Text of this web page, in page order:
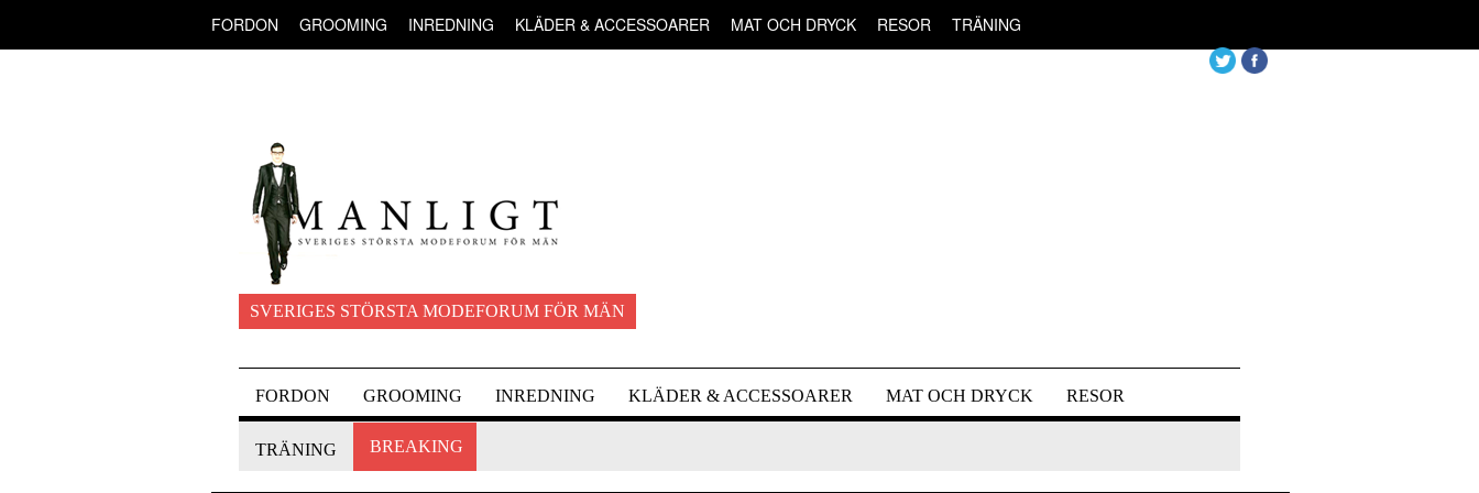
FORDON GROOMING INREDNING KLÄDER & ACCESSOARER MAT OCH DRYCK RESOR TRÄNING
SVERIGES STÖRSTA MODEFORUM FÖR MÄN
FORDON GROOMING INREDNING KLÄDER & ACCESSOARER MAT OCH DRYCK RESOR
TRÄNING BREAKING